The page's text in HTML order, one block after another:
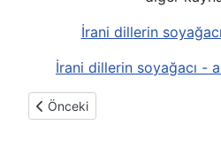
İrani dillerin soyağacı
İrani dillerin soyağacı -
Önceki makale: Ê ünlüsünün
Önceki